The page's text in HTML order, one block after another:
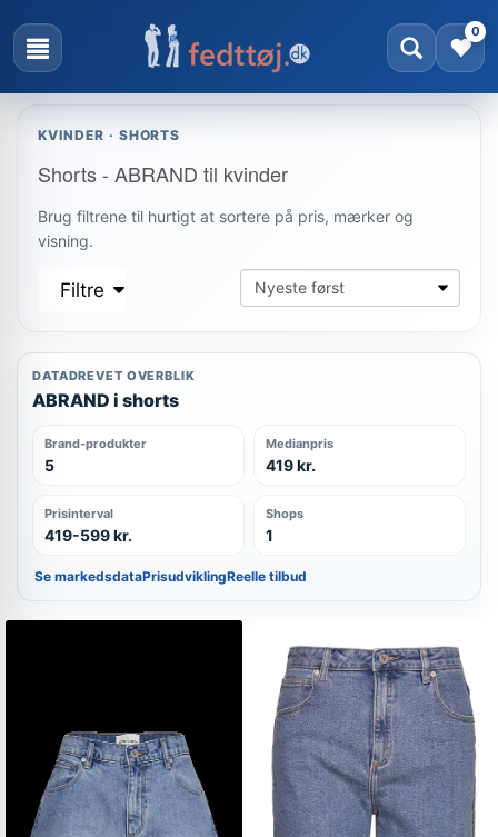
0
KVINDER · SHORTS
Shorts - ABRAND til kvinder
Brug filtrene til hurtigt at sortere på pris, mærker og
visning.
Filtre
DATADREVET OVERBLIK
ABRAND i shorts
Brand-produkter
5
Medianpris
419 kr.
Prisinterval
419-599 kr.
Shops
1
Se markedsdataPrisudviklingReelle tilbud